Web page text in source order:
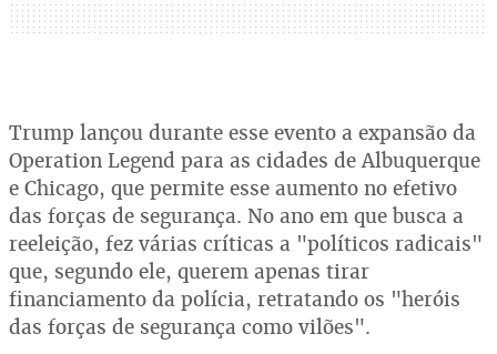
Trump lançou durante esse evento a expansão da
Operation Legend para as cidades de Albuquerque
e Chicago, que permite esse aumento no efetivo
das forças de segurança. No ano em que busca a
reeleição, fez várias críticas a "políticos radicais"
que, segundo ele, querem apenas tirar
financiamento da polícia, retratando os "heróis
das forças de segurança como vilões".